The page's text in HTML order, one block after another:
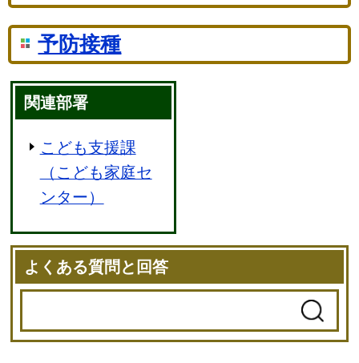
予防接種
関連部署
こども支援課
（こども家庭セ
ンター）
よくある質問と回答